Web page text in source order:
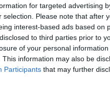
for targeted advertising
selection. Please note that after
interest-based ads based on
to third parties prior to
of your personal
This information may also be
Participants that may further
Τιμή 20,14€, ISBN 978-
πρώτοι όλες τις